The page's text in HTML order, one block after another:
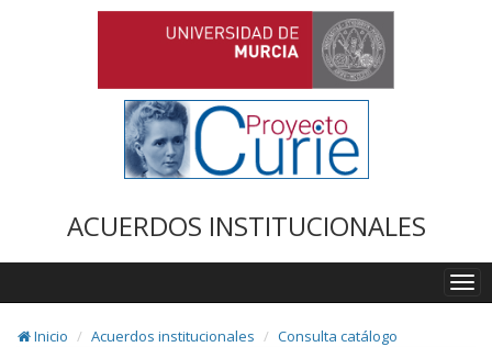
ACUERDOS INSTITUCIONALES
Inicio
Acuerdos institucionales Consulta catálogo